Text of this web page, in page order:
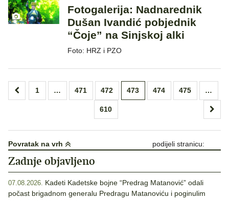
Fotogalerija: Nadnarednik
Dušan Ivandić pobjednik
“Čoje” na Sinjskoj alki
Foto: HRZ i PZO
Brojevi
1 … 471 472 473 474 475 …
610
Povratak na vrh podijeli stranicu:
Zadnje objavljeno
07.08.2026. Kadeti Kadetske bojne “Predrag Matanović” odali
počast brigadnom generalu Predragu Matanoviću i poginulim